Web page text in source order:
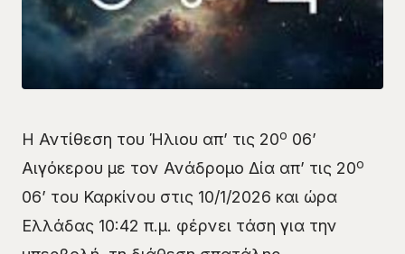
Η Αντίθεση του Ήλιου απ’ τις 20ο 06’
Αιγόκερου με τον Ανάδρομο Δία απ’ τις 20ο
06’ του Καρκίνου στις 10/1/2026 και ώρα
Ελλάδας 10:42 π.μ. φέρνει τάση για την